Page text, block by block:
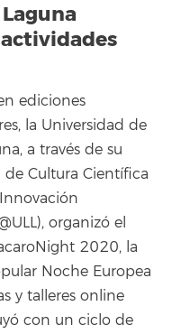
ediciones
la Universidad de
a través de su
de Cultura Científica
organizó el
2020, la
Noche Europea
y talleres online
con un ciclo de